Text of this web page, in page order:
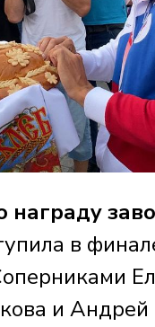
в
и Андрей